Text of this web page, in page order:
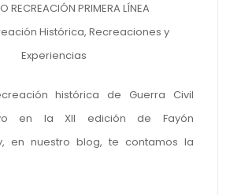
RECREACIÓN PRIMERA LÍNEA
Histórica, Recreaciones y
Experiencias
histórica de Guerra Civil
en la XII edición de Fayón
en nuestro blog, te contamos la